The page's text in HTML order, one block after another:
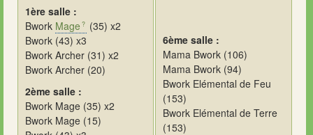
1ère salle :
Bwork Mage
(35) x2
Bwork (43) x3
Bwork Archer (31) x2
Bwork Archer (20)
2ème salle :
Bwork Mage (35) x2
Bwork Mage (15)
6ème salle :
Mama Bwork (106)
Mama Bwork (94)
Bwork Elémental de Feu
(153)
Bwork Elémental de Terre
(153)